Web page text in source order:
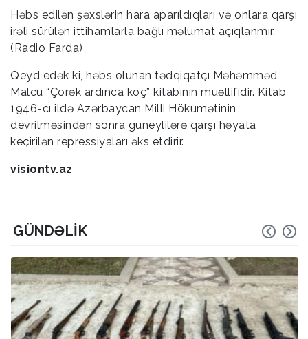
Həbs edilən şəxslərin hara aparıldıqları və onlara qarşı
irəli sürülən ittihamlarla bağlı məlumat açıqlanmır.
(Radio Farda)
Qeyd edək ki, həbs olunan tədqiqatçı Məhəmməd
Malcu “Çörək ardınca köç” kitabının müəllifidir. Kitab
1946-cı ildə Azərbaycan Milli Hökumətinin
devrilməsindən sonra güneylilərə qarşı həyata
keçirilən repressiyaları əks etdirir.
visiontv.az
GÜNDƏLIK